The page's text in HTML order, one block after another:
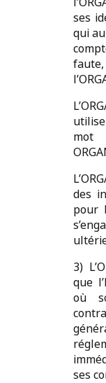
ses
qui
des
pour
3)
que
où
ses